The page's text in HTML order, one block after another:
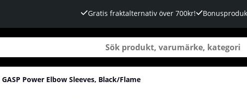
Gratis fraktalternativ över 700kr!
GASP Power Elbow Sleeves, Black/Flame